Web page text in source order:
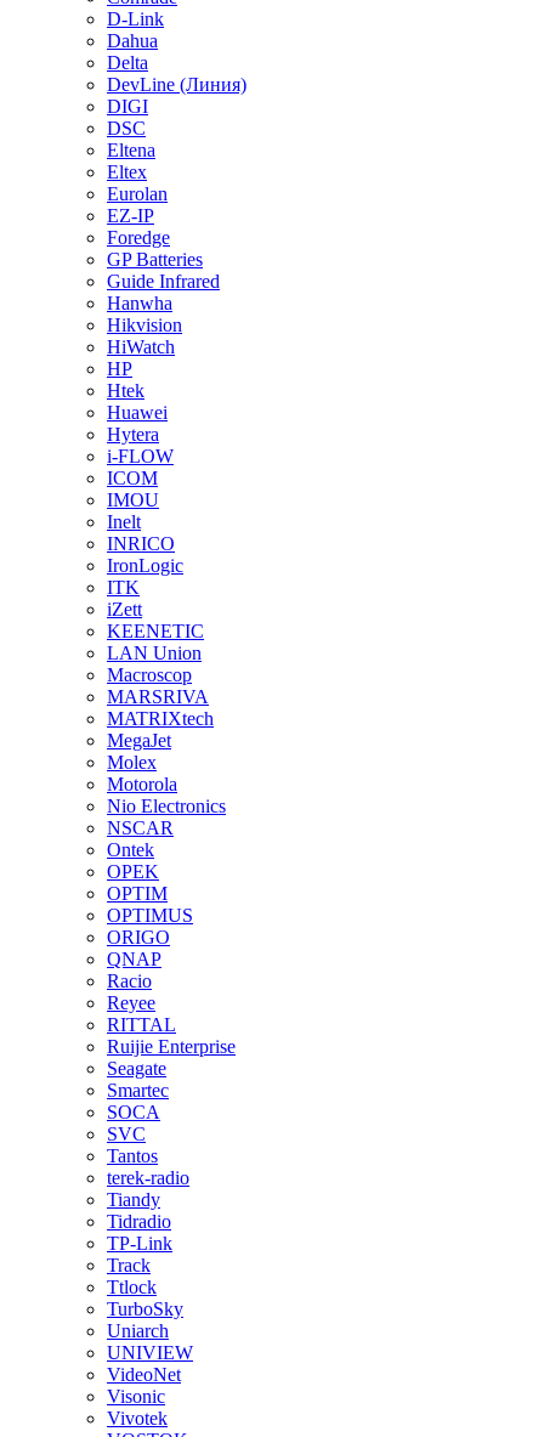
D-Link
Dahua
Delta
DevLine (Линия)
DIGI
DSC
Eltena
Eltex
Eurolan
EZ-IP
Foredge
GP Batteries
Guide Infrared
Hanwha
Hikvision
HiWatch
HP
Htek
Huawei
Hytera
i-FLOW
ICOM
IMOU
Inelt
INRICO
IronLogic
ITK
iZett
KEENETIC
LAN Union
Macroscop
MARSRIVA
MATRIXtech
MegaJet
Molex
Motorola
Nio Electronics
NSCAR
Ontek
OPEK
OPTIM
OPTIMUS
ORIGO
QNAP
Racio
Reyee
RITTAL
Ruijie Enterprise
Seagate
Smartec
SOCA
SVC
Tantos
terek-radio
Tiandy
Tidradio
TP-Link
Track
Ttlock
TurboSky
Uniarch
UNIVIEW
VideoNet
Visonic
Vivotek